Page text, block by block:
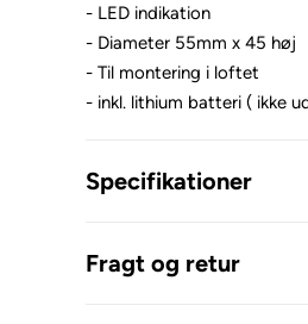
- LED indikation
- Diameter 55mm x 45 høj
- Til montering i loftet
- inkl. lithium batteri ( ikke
Specifikationer
Fragt og retur